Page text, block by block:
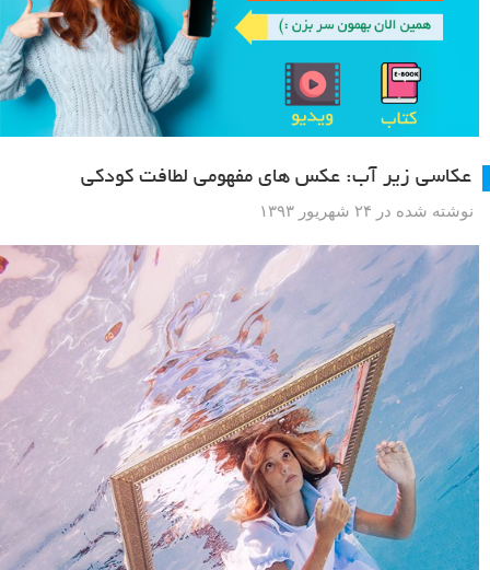
عکاسی زیر آب: عکس های مفهومی لطافت کودکی
نوشته شده در ۲۴ شهریور ۱۳۹۳